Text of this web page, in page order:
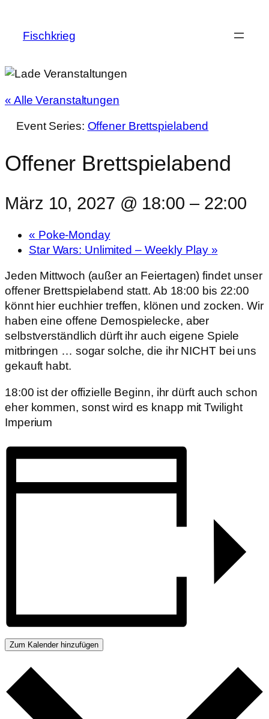
Fischkrieg
« Alle Veranstaltungen
Event Series: Offener Brettspielabend
Offener Brettspielabend
März 10, 2027 @ 18:00 – 22:00
« Poke-Monday
Star Wars: Unlimited – Weekly Play »
Jeden Mittwoch (außer an Feiertagen) findet unser
offener Brettspielabend statt. Ab 18:00 bis 22:00
könnt hier euchhier treffen, klönen und zocken. Wir
haben eine offene Demospielecke, aber
selbstverständlich dürft ihr auch eigene Spiele
mitbringen … sogar solche, die ihr NICHT bei uns
gekauft habt.
18:00 ist der offizielle Beginn, ihr dürft auch schon
eher kommen, sonst wird es knapp mit Twilight
Imperium
Zum Kalender hinzufügen